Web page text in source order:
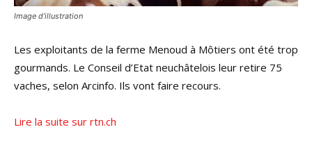
Image d’illustration
Les exploitants de la ferme Menoud à Môtiers ont été trop
gourmands. Le Conseil d’Etat neuchâtelois leur retire 75
vaches, selon Arcinfo. Ils vont faire recours.
Lire la suite sur rtn.ch